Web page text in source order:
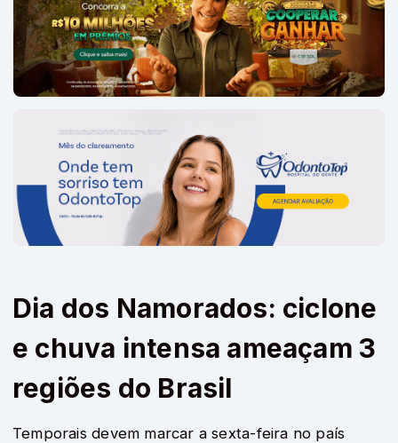
Dia dos Namorados: ciclone
e chuva intensa ameaçam 3
regiões do Brasil
Temporais devem marcar a sexta-feira no país